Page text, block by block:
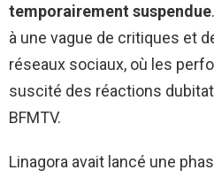
temporairement suspendue
à une vague de critiques et
réseaux sociaux, où les
suscité des réactions
BFMTV.
Linagora avait lancé une